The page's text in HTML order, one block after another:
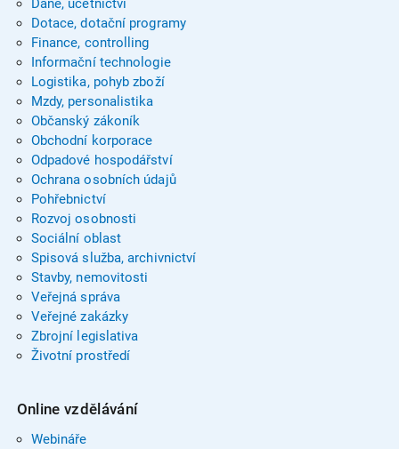
Daně, účetnictví
Dotace, dotační programy
Finance, controlling
Informační technologie
Logistika, pohyb zboží
Mzdy, personalistika
Občanský zákoník
Obchodní korporace
Odpadové hospodářství
Ochrana osobních údajů
Pohřebnictví
Rozvoj osobnosti
Sociální oblast
Spisová služba, archivnictví
Stavby, nemovitosti
Veřejná správa
Veřejné zakázky
Zbrojní legislativa
Životní prostředí
Online vzdělávání
Webináře